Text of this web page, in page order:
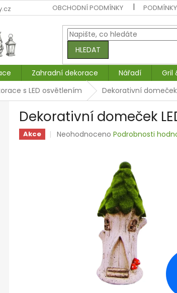
OBCHODNÍ PODMÍNKY
HLEDAT
Zahradní dekorace Nářadí Gril
s LED osvětlením Dekorativní
Dekorativní domeček
Akce
Průměrné
Neohodnoceno Podrobnosti